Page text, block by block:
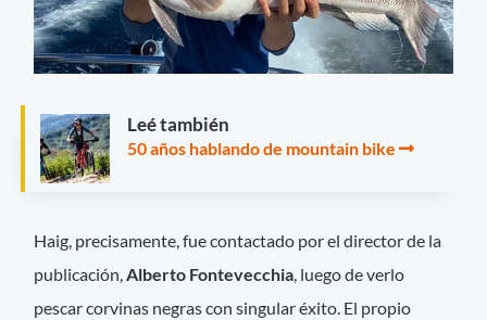
Leé también
50 años hablando de mountain bike
Haig, precisamente, fue contactado por el director de la
publicación,Alberto Fontevecchia, luego de verlo
pescar corvinas negras con singular éxito. El propio